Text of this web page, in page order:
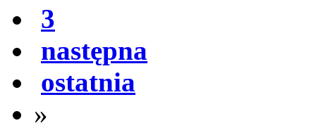
3
następna
ostatnia
»